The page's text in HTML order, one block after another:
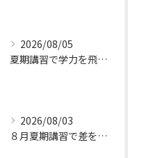
2026/08/05
夏期講習で学力を飛躍的に上げる方法
2026/08/03
８月夏期講習で差をつける受験勉強法